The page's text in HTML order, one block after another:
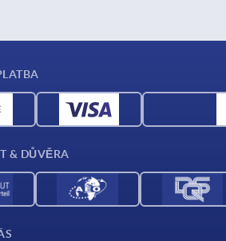
& DŮVĚRA